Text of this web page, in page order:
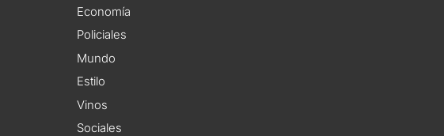
Economía
Policiales
Mundo
Estilo
Vinos
Sociales